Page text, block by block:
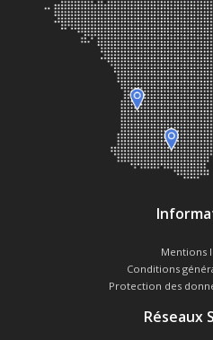
Mentions
Conditions
Protection des
Réseaux